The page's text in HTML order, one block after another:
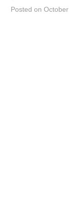
WEB SERVER
Posted on